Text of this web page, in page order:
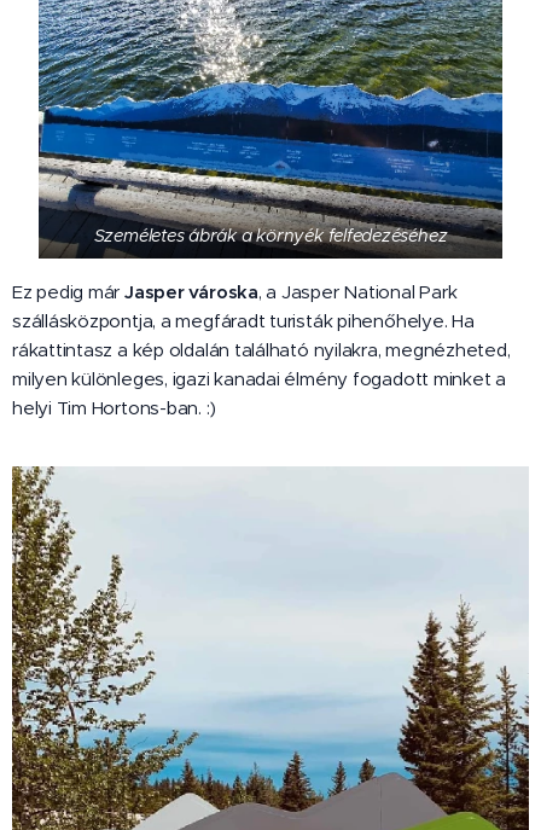
Személetes ábrák a környék felfedezéséhez
Ez pedig márJasper városka, a Jasper National Park
szállásközpontja, a megfáradt turisták pihenőhelye. Ha
rákattintasz a kép oldalán található nyilakra, megnézheted,
milyen különleges, igazi kanadai élmény fogadott minket a
helyi Tim Hortons-ban. :)